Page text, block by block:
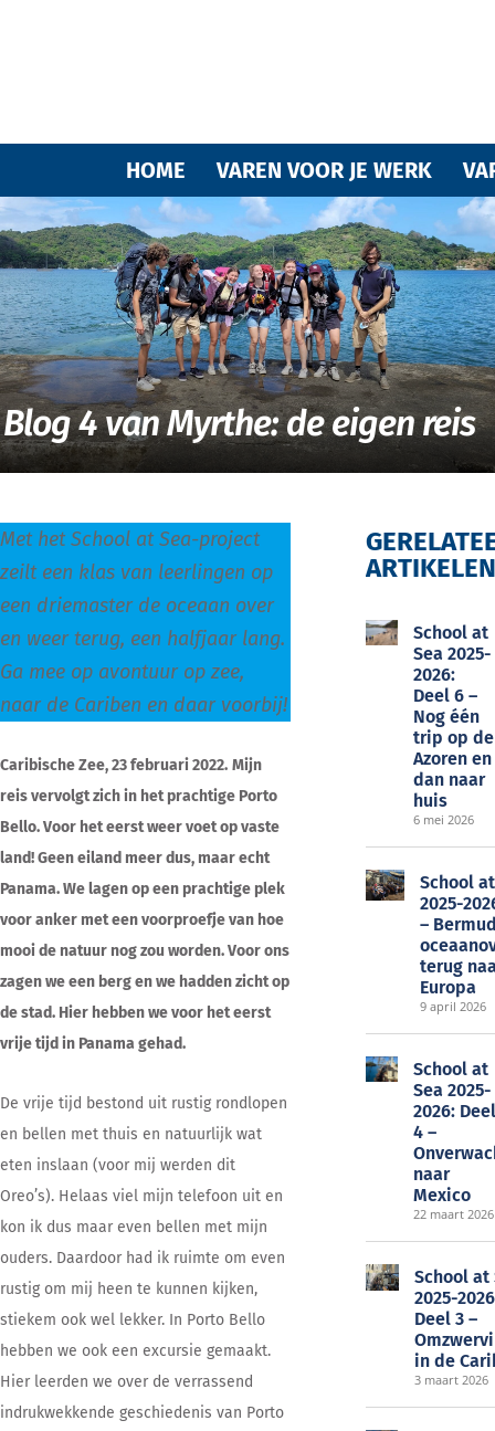
Varende
vrienden
van
EOC
HOME VAREN VOOR JE WERK
Blog 4 van Myrthe: de eigen reis
Met het School at Sea-project
zeilt een klas van leerlingen op
een driemaster de oceaan over
en weer terug, een halfjaar lang.
Ga mee op avontuur op zee,
naar de Cariben en daar voorbij!
Caribische Zee, 23 februari 2022. Mijn
reis vervolgt zich in het prachtige Porto
Bello. Voor het eerst weer voet op vaste
land! Geen eiland meer dus, maar echt
Panama. We lagen op een prachtige plek
voor anker met een voorproefje van hoe
mooi de natuur nog zou worden. Voor ons
zagen we een berg en we hadden zicht op
de stad. Hier hebben we voor het eerst
vrije tijd in Panama gehad.
De vrije tijd bestond uit rustig rondlopen
en bellen met thuis en natuurlijk wat
eten inslaan (voor mij werden dit
Oreo’s). Helaas viel mijn telefoon uit en
kon ik dus maar even bellen met mijn
ouders. Daardoor had ik ruimte om even
rustig om mij heen te kunnen kijken,
stiekem ook wel lekker. In Porto Bello
hebben we ook een excursie gemaakt.
Hier leerden we over de verrassend
indrukwekkende geschiedenis van Porto
ARTIKELEN
School at
Sea 2025-
2026:
Deel 6 –
Nog één
trip op de
Azoren en
dan naar
huis
6 mei 2026
School
2025-
–
terug
Europa
9 april 2026
School at
Sea 2025-
2026: Deel
4 –
naar
Mexico
22 maart 2026
School at
2025-
Deel 3 –
in de
3 maart 2026